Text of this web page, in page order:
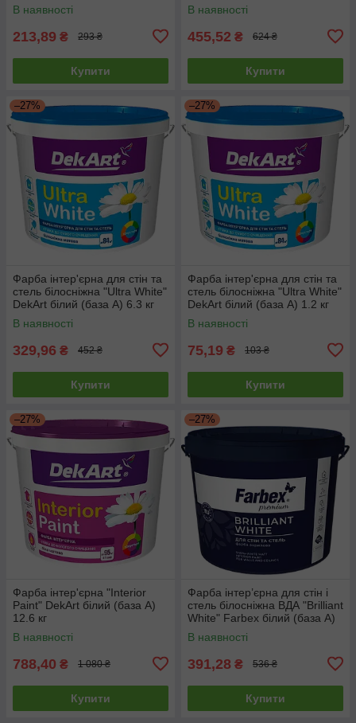
В наявності
213,89 ₴ 293 ₴
Купити
В наявності
455,52 ₴ 624 ₴
Купити
–27%
Фарба інтер'єрна для стін та
стель білосніжна "Ultra White"
DekArt білий (база А) 6.3 кг
В наявності
329,96 ₴ 452 ₴
Купити
–27%
Фарба інтер'єрна для стін та
стель білосніжна "Ultra White"
DekArt білий (база А) 1.2 кг
В наявності
75,19 ₴ 103 ₴
Купити
–27%
Фарба інтер'єрна "Interior
Paint" DekArt білий (база А)
12.6 кг
В наявності
788,40 ₴ 1 080 ₴
Купити
–27%
Фарба інтер’єрна для стін і
стель білосніжна ВДА "Brilliant
White" Farbex білий (база А)
4.2 кг
В наявності
391,28 ₴ 536 ₴
Купити